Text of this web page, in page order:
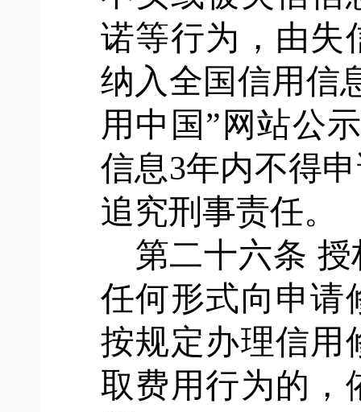
诺等行为，由失
纳入全国信用信
用中国”网站公
信息3年内不得
追究刑事责任。
第二十六条 授
任何形式向申请
按规定办理信用
取费用行为的，